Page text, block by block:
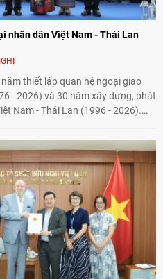
nhân dân Việt Nam - Thái Lan
thiết lập quan hệ ngoại giao
- 2026) và 30 năm xây dựng, phát
Nam - Thái Lan (1996 - 2026).
bước mở rộng hoạt động từ
kết nối địa phương, doanh
và thế hệ trẻ, góp phần tăng
tác giữa nhân dân hai nước.